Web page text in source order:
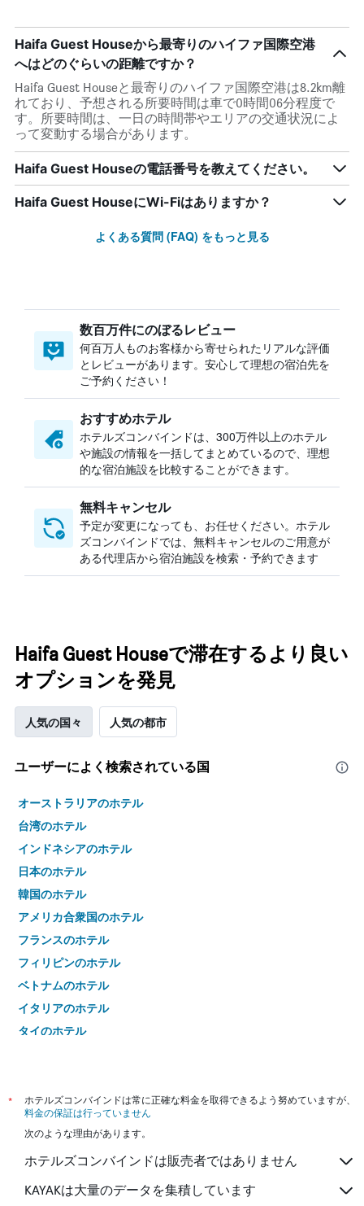
Haifa Guest Houseから最寄りのハイファ国際空港
へはどのぐらいの距離ですか？
Haifa Guest Houseと最寄りのハイファ国際空港は8.2km離
れており、予想される所要時間は車で0時間06分程度で
す。所要時間は、一日の時間帯やエリアの交通状況によ
って変動する場合があります。
Haifa Guest Houseの電話番号を教えてください。
Haifa Guest HouseにWi-Fiはありますか？
よくある質問 (FAQ) をもっと見る
数百万件にのぼるレビュー
何百万人ものお客様から寄せられたリアルな評価
とレビューがあります。安心して理想の宿泊先を
ご予約ください！
おすすめホテル
ホテルズコンバインドは、300万件以上のホテル
や施設の情報を一括してまとめているので、理想
的な宿泊施設を比較することができます。
無料キャンセル
予定が変更になっても、お任せください。ホテル
ズコンバインドでは、無料キャンセルのご用意が
ある代理店から宿泊施設を検索・予約できます
Haifa Guest Houseで滞在するより良い
オプションを発見
人気の国々 人気の都市
ユーザーによく検索されている国
オーストラリアのホテル
台湾のホテル
インドネシアのホテル
日本のホテル
韓国のホテル
アメリカ合衆国のホテル
フランスのホテル
フィリピンのホテル
ベトナムのホテル
イタリアのホテル
タイのホテル
*
ホテルズコンバインドは常に正確な料金を取得できるよう努めていますが、
料金の保証は行っていません
次のような理由があります。
ホテルズコンバインドは販売者ではありません
KAYAKは大量のデータを集積しています